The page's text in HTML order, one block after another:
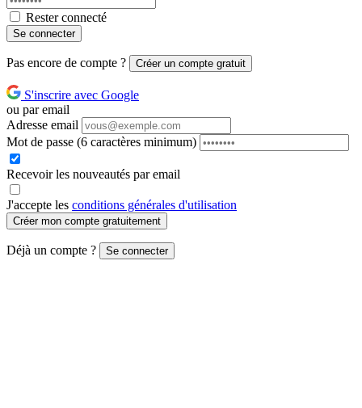
Rester connecté
Se connecter
Pas encore de compte ? Créer un compte gratuit
S'inscrire avec Google
ou par email
Adresse email
Mot de passe (6 caractères minimum)
Recevoir les nouveautés par email
J'accepte les conditions générales d'utilisation
Créer mon compte gratuitement
Déjà un compte ? Se connecter